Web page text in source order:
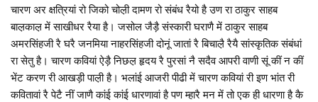
चारण अर क्षत्रियां रो जिको चोल़ी दामण रो संबंध रैयो है उण रा ठाकुर साहब
बाल़काल़ में साखीधर रैया है। जसोल जैड़ै संस्कारी घराणै में ठाकुर साहब
अमरसिंहजी रै घरै जनमिया नाहरसिंहजी दोनूं जातां रै बिचाल़ै रैयै सांस्कृतिक संबंधां
रा सेतु है। चारण कवियां ऐड़ै निछल़ हृदय रै पुरसां नै सदैव आपरी वाणी सूं कीं न कीं
भेंट करण री आखड़ी पाल़ी है। भलांई आजरी पीढी में चारण कवियां री इण भांत री
कवितावां रै पेटै नीं जाणै कांई कांई धारणावां है पण म्हारै मन में तो एक ही धारणा है कै